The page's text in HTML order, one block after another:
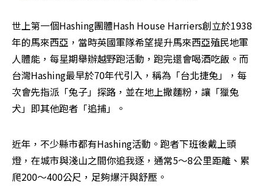
世上第一個Hashing團體Hash House Harriers創立於1938
年的馬來西亞，當時英國軍隊希望提升馬來西亞殖民地軍
人體能，每星期舉辦越野跑活動，跑完還會喝酒吃飯。而
台灣Hashing最早於70年代引入，稱為「台北捷兔」，每
次會先指派「兔子」探路，並在地上撒麵粉，讓「獵兔
犬」即其他跑者「追捕」。
近年，不少縣市都有Hashing活動。跑者下班後戴上頭
燈，在城市與淺山之間你追我逐，通常5～8公里距離、累
爬200～400公尺，足夠爆汗與舒壓。